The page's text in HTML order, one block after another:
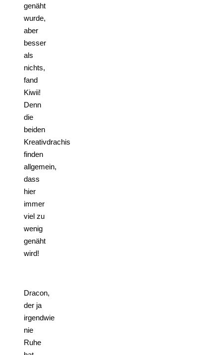
genäht
wurde,
aber
besser
als
nichts,
fand
Kiwii!
Denn
die
beiden
Kreativdrachis
finden
allgemein,
dass
hier
immer
viel zu
wenig
genäht
wird!
Dracon,
der ja
irgendwie
nie
Ruhe